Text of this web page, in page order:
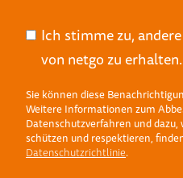
Ich stimme zu,
von netgo zu erhalten.
Sie können diese
Weitere Informationen zum
Datenschutzverfahren und
schützen und respektieren,
Datenschutzrichtlinie.